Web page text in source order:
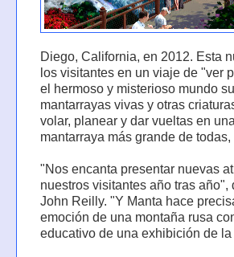
Diego, California, en 2012. Esta
los visitantes en un viaje de "ver
el hermoso y misterioso mundo
mantarrayas vivas y otras
volar, planear y dar vueltas en
mantarraya más grande de todas,
"Nos encanta presentar nuevas
nuestros visitantes año tras
John Reilly. "Y Manta hace
emoción de una montaña rusa
educativo de una exhibición de